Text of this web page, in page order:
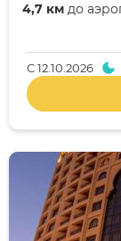
4,7 км до
С12.10.2026